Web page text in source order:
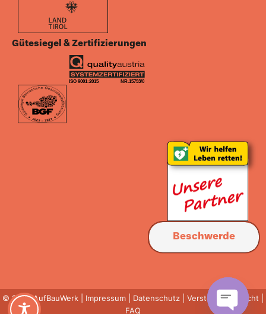
Gütesiegel & Zertifizierungen
Beschwerde
© 2023 AufBauWerk | Impressum Datenschutz | Verstöße EU-Recht
FAQ